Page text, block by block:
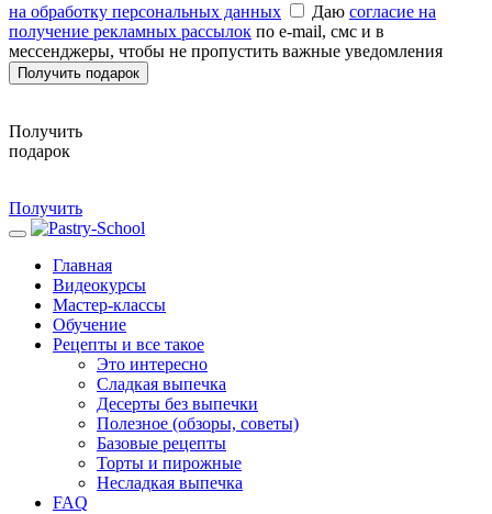
на обработку персональных данных
Даю согласие на
получение рекламных рассылок по e-mail, смс и в
мессенджеры, чтобы не пропустить важные уведомления
Получить подарок
Получить
подарок
Получить
Главная
Видеокурсы
Мастер-классы
Обучение
Рецепты и все такое
Это интересно
Сладкая выпечка
Десерты без выпечки
Полезное (обзоры, советы)
Базовые рецепты
Торты и пирожные
Несладкая выпечка
FAQ